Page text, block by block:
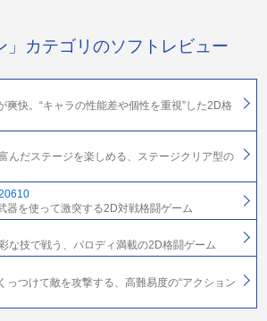
」カテゴリのソフトレビュー
爽快。“キャラの性能差や個性を重視”した2D格
んだステージを楽しめる、ステージクリア型の
器を使って激突する2D対戦格闘ゲーム
な技で戦う、パロディ満載の2D格闘ゲーム
っつけて敵を攻撃する、高難易度の“アクション